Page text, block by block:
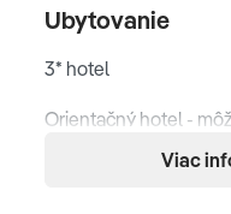
Ubytovanie
3* hotel
Orientačný hotel -
Viac